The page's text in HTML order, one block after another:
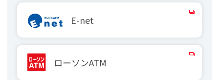
E-net
ローソンATM